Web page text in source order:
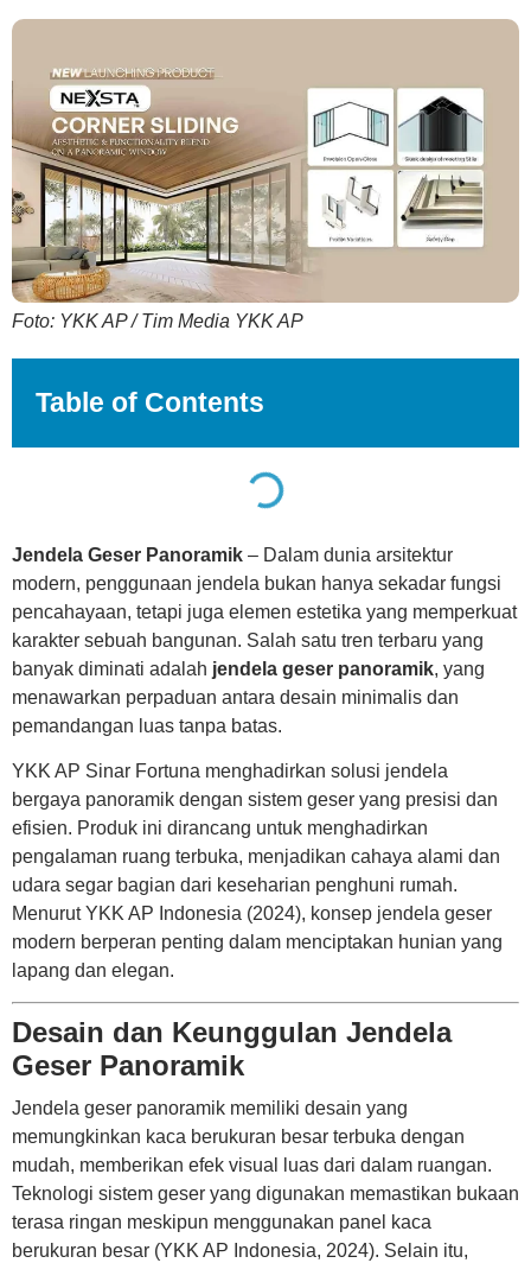
Foto: YKK AP / Tim Media YKK AP
Table of Contents
Jendela Geser Panoramik – Dalam dunia arsitektur
modern, penggunaan jendela bukan hanya sekadar fungsi
pencahayaan, tetapi juga elemen estetika yang memperkuat
karakter sebuah bangunan. Salah satu tren terbaru yang
banyak diminati adalah jendela geser panoramik, yang
menawarkan perpaduan antara desain minimalis dan
pemandangan luas tanpa batas.
YKK AP Sinar Fortuna menghadirkan solusi jendela
bergaya panoramik dengan sistem geser yang presisi dan
efisien. Produk ini dirancang untuk menghadirkan
pengalaman ruang terbuka, menjadikan cahaya alami dan
udara segar bagian dari keseharian penghuni rumah.
Menurut YKK AP Indonesia (2024), konsep jendela geser
modern berperan penting dalam menciptakan hunian yang
lapang dan elegan.
Desain dan Keunggulan Jendela
Geser Panoramik
Jendela geser panoramik memiliki desain yang
memungkinkan kaca berukuran besar terbuka dengan
mudah, memberikan efek visual luas dari dalam ruangan.
Teknologi sistem geser yang digunakan memastikan bukaan
terasa ringan meskipun menggunakan panel kaca
berukuran besar (YKK AP Indonesia, 2024). Selain itu,